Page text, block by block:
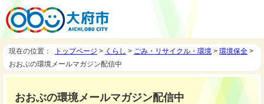
現在の位置： トップページ > くらし > ごみ・リサイクル・環境 > 環境保全 >
おおぶの環境メールマガジン配信中
おおぶの環境メールマガジン配信中